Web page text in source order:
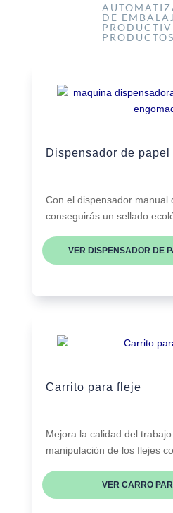
DE
Dispensador de papel
Con el dispensador manual
conseguirás un sellado
VER DISPENSADOR DE
Carrito para fleje
Mejora la calidad del
manipulación de los flejes
VER CARRO